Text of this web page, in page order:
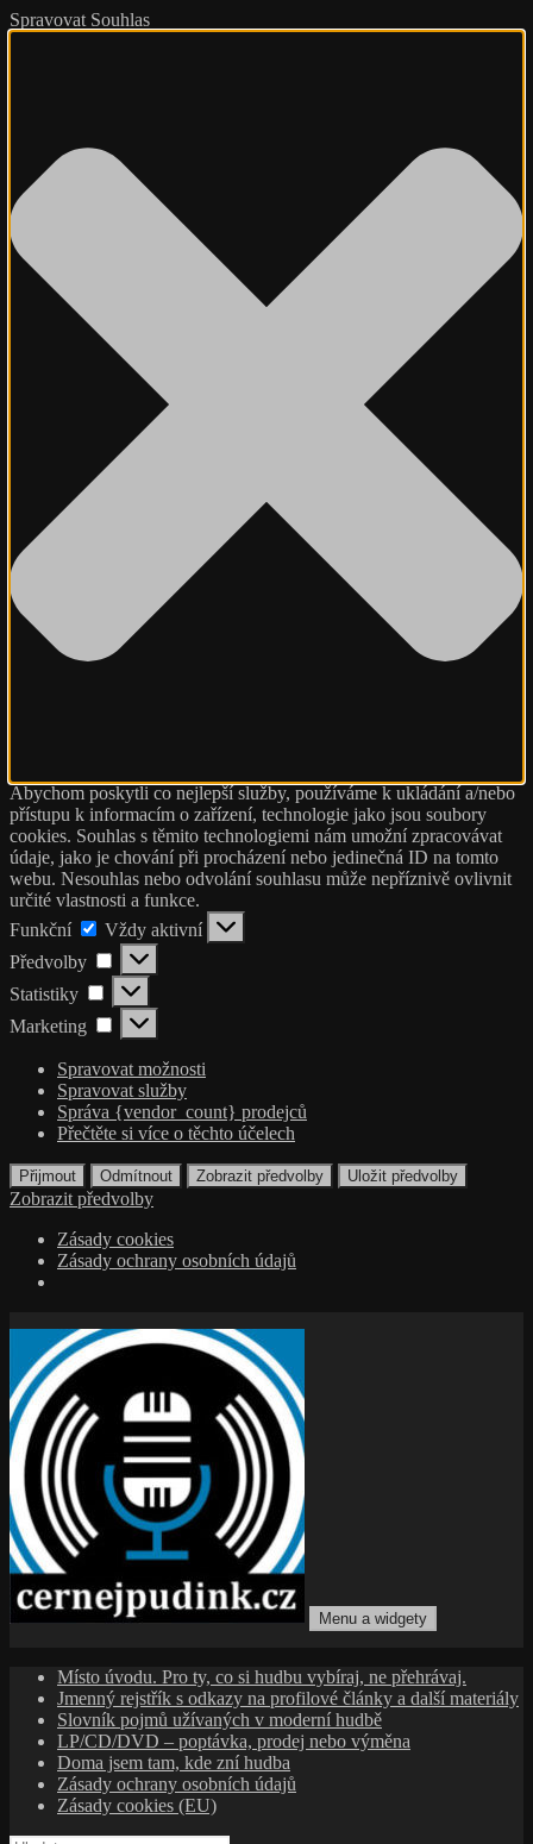
Spravovat Souhlas
Abychom poskytli co nejlepší služby, používáme k ukládání a/nebo
přístupu k informacím o zařízení, technologie jako jsou soubory
cookies. Souhlas s těmito technologiemi nám umožní zpracovávat
údaje, jako je chování při procházení nebo jedinečná ID na tomto
webu. Nesouhlas nebo odvolání souhlasu může nepříznivě ovlivnit
určité vlastnosti a funkce.
Funkční
Funkční
Vždy aktivní
Předvolby
Předvolby
Statistiky Statistiky
Marketing Marketing
Spravovat možnosti
Spravovat služby
Správa {vendor_count} prodejců
Přečtěte si více o těchto účelech
Přijmout Odmítnout Zobrazit předvolby Uložit předvolby
Zobrazit předvolby
Zásady cookies
Zásady ochrany osobních údajů
obsahu
webu
a albech s hlubším kontextem
Menu a widgety
Místo úvodu. Pro ty, co si hudbu vybíraj, ne přehrávaj.
Jmenný rejstřík s odkazy na profilové články a další materiály
Slovník pojmů užívaných v moderní hudbě
LP/CD/DVD – poptávka, prodej nebo výměna
Doma jsem tam, kde zní hudba
Zásady ochrany osobních údajů
Zásady cookies (EU)